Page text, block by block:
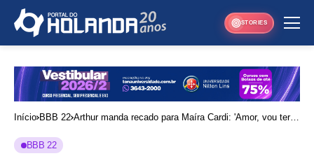
STORIES
Início BBB 22 Arthur manda recado para Maíra Cardi: 'Amor, vou ter
BBB 22